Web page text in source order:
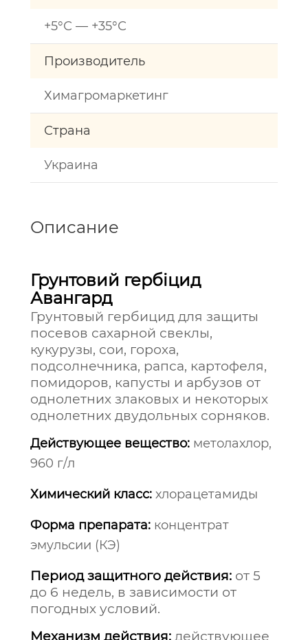
+5°С — +35°С
Производитель
Химагромаркетинг
Страна
Украина
Описание
Грунтовий гербіцид
Авангард
Грунтовый гербицид для защиты
посевов сахарной свеклы,
кукурузы, сои, гороха,
подсолнечника, рапса, картофеля,
помидоров, капусты и арбузов от
однолетних злаковых и некоторых
однолетних двудольных сорняков.
Действующее вещество: метолахлор,
960 г/л
Химический класс: хлорацетамиды
Форма препарата: концентрат
эмульсии (КЭ)
Период защитного действия: от 5
до 6 недель, в зависимости от
погодных условий.
Механизм действия: действующее